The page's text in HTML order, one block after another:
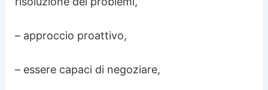
– approccio proattivo,
– essere capaci di negoziare,